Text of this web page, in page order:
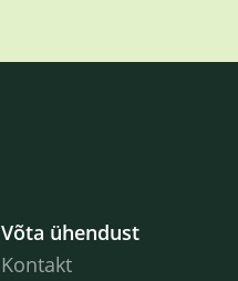
Võta ühendust
Kontakt